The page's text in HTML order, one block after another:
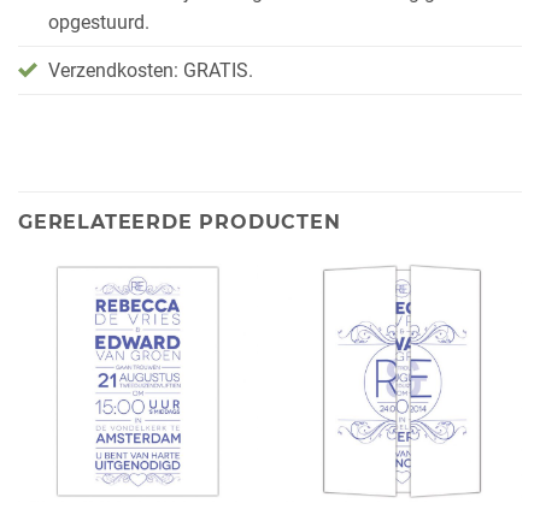
opgestuurd.
Verzendkosten: GRATIS.
GERELATEERDE PRODUCTEN